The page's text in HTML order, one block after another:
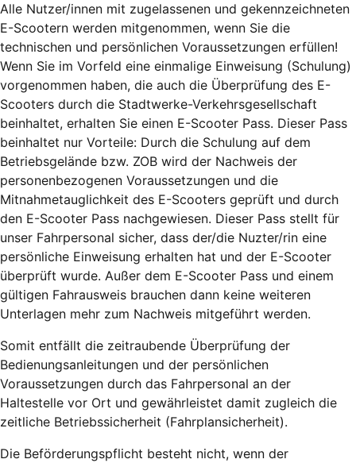
Alle Nutzer/innen mit zugelassenen und gekennzeichneten
E-Scootern werden mitgenommen, wenn Sie die
technischen und persönlichen Voraussetzungen erfüllen!
Wenn Sie im Vorfeld eine einmalige Einweisung (Schulung)
vorgenommen haben, die auch die Überprüfung des E-
Scooters durch die Stadtwerke-Verkehrsgesellschaft
beinhaltet, erhalten Sie einen E-Scooter Pass. Dieser Pass
beinhaltet nur Vorteile: Durch die Schulung auf dem
Betriebsgelände bzw. ZOB wird der Nachweis der
personenbezogenen Voraussetzungen und die
Mitnahmetauglichkeit des E-Scooters geprüft und durch
den E-Scooter Pass nachgewiesen. Dieser Pass stellt für
unser Fahrpersonal sicher, dass der/die Nuzter/rin eine
persönliche Einweisung erhalten hat und der E-Scooter
überprüft wurde. Außer dem E-Scooter Pass und einem
gültigen Fahrausweis brauchen dann keine weiteren
Unterlagen mehr zum Nachweis mitgeführt werden.
Somit entfällt die zeitraubende Überprüfung der
Bedienungsanleitungen und der persönlichen
Voraussetzungen durch das Fahrpersonal an der
Haltestelle vor Ort und gewährleistet damit zugleich die
zeitliche Betriebssicherheit (Fahrplansicherheit).
Die Beförderungspflicht besteht nicht, wenn der